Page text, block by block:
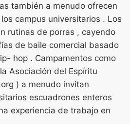
también a menudo ofrecen
campus universitarios . Los
rutinas de porras , cayendo
de baile comercial basado
hop . Campamentos como
Asociación del Espíritu
) a menudo invitan
escuadrones enteros
experiencia de trabajo en